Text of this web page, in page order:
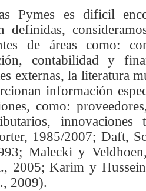
Pymes es dificil
definidas,
de áreas como:
contabilidad y
externas, la literatura
información
como:
innovaciones
1985/2007; Daft,
Malecki y
2005; Karim y
2009).